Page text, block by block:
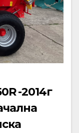
-2014г